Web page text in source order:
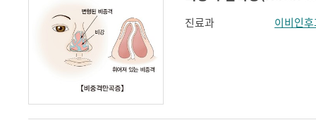
진료과 이비인